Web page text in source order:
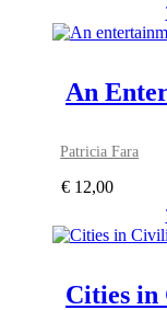
An
Patricia Fara
€ 12,00
Cities in